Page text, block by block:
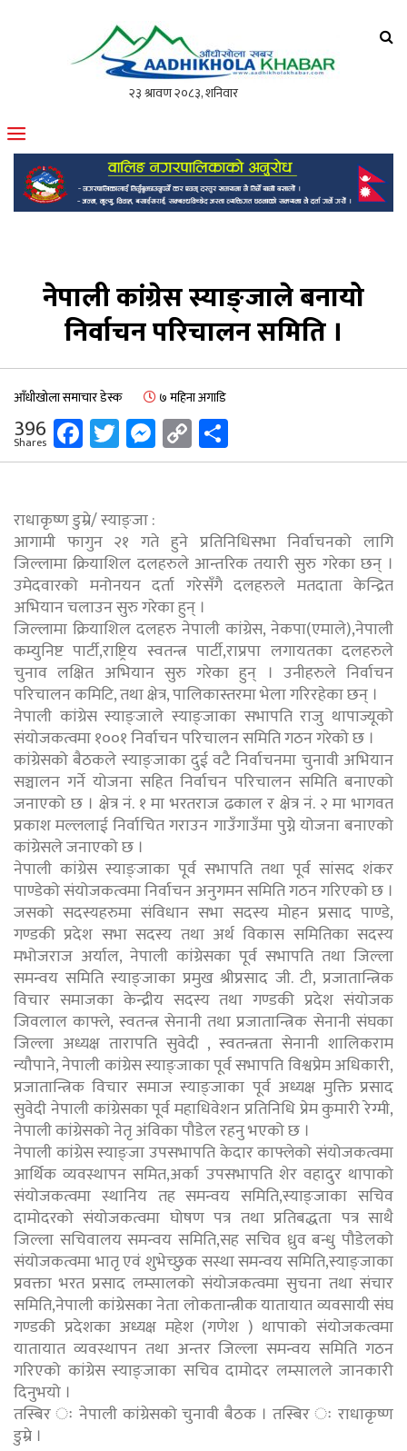
मोफसलकै लोकप्रिय अनलाइन पत्रिका
नेपाली कांग्रेस स्याङ्जाले बनायो
निर्वाचन परिचालन समिति ।
आँधीखोला समाचार डेस्क ७ महिना अगाडि
396
Shares Facebook
Twitter
Messenger
Copy
Link
राधाकृष्ण डुम्रे/ स्याङ्जा :
आगामी फागुन २१ गते हुने प्रतिनिधिसभा निर्वाचनको लागि
जिल्लामा क्रियाशिल दलहरुले आन्तरिक तयारी सुरु गरेका छन् ।
उमेदवारको मनोनयन दर्ता गरेसँगै दलहरुले मतदाता केन्द्रित
अभियान चलाउन सुरु गरेका हुन् ।
जिल्लामा क्रियाशिल दलहरु नेपाली कांग्रेस, नेकपा(एमाले),नेपाली
कम्युनिष्ट पार्टी,राष्ट्रिय स्वतन्त्र पार्टी,राप्रपा लगायतका दलहरुले
चुनाव लक्षित अभियान सुरु गरेका हुन् । उनीहरुले निर्वाचन
परिचालन कमिटि, तथा क्षेत्र, पालिकास्तरमा भेला गरिरहेका छन् ।
नेपाली कांग्रेस स्याङ्जाले स्याङ्जाका सभापति राजु थापाज्यूको
संयोजकत्वमा १००१ निर्वाचन परिचालन समिति गठन गरेको छ ।
कांग्रेसको बैठकले स्याङ्जाका दुई वटै निर्वाचनमा चुनावी अभियान
सञ्चालन गर्ने योजना सहित निर्वाचन परिचालन समिति बनाएको
जनाएको छ । क्षेत्र नं. १ मा भरतराज ढकाल र क्षेत्र नं. २ मा भागवत
प्रकाश मल्ललाई निर्वाचित गराउन गाउँगाउँमा पुग्ने योजना बनाएको
कांग्रेसले जनाएको छ ।
नेपाली कांग्रेस स्याङ्जाका पूर्व सभापति तथा पूर्व सांसद शंकर
पाण्डेको संयोजकत्वमा निर्वाचन अनुगमन समिति गठन गरिएको छ ।
जसको सदस्यहरुमा संविधान सभा सदस्य मोहन प्रसाद पाण्डे,
गण्डकी प्रदेश सभा सदस्य तथा अर्थ विकास समितिका सदस्य
मभोजराज अर्याल, नेपाली कांग्रेसका पूर्व सभापति तथा जिल्ला
समन्वय समिति स्याङ्जाका प्रमुख श्रीप्रसाद जी. टी, प्रजातान्त्रिक
विचार समाजका केन्द्रीय सदस्य तथा गण्डकी प्रदेश संयोजक
जिवलाल काफ्ले, स्वतन्त्र सेनानी तथा प्रजातान्त्रिक सेनानी संघका
जिल्ला अध्यक्ष तारापति सुवेदी , स्वतन्त्रता सेनानी शालिकराम
न्यौपाने, नेपाली कांग्रेस स्याङ्जाका पूर्व सभापति विश्वप्रेम अधिकारी,
प्रजातान्त्रिक विचार समाज स्याङ्जाका पूर्व अध्यक्ष मुक्ति प्रसाद
सुवेदी नेपाली कांग्रेसका पूर्व महाधिवेशन प्रतिनिधि प्रेम कुमारी रेग्मी,
नेपाली कांग्रेसको नेतृ अंविका पौडेल रहनु भएको छ ।
नेपाली कांग्रेस स्याङ्जा उपसभापति केदार काफ्लेको संयोजकत्वमा
आर्थिक व्यवस्थापन समित,अर्का उपसभापति शेर वहादुर थापाको
संयोजकत्वमा स्थानिय तह समन्वय समिति,स्याङ्जाका सचिव
दामोदरको संयोजकत्वमा घोषण पत्र तथा प्रतिबद्धता पत्र साथै
जिल्ला सचिवालय समन्वय समिति,सह सचिव ध्रुव बन्धु पौडेलको
संयोजकत्वमा भातृ एवं शुभेच्छुक सस्था समन्वय समिति,स्याङ्जाका
प्रवक्ता भरत प्रसाद लम्सालको संयोजकत्वमा सुचना तथा संचार
समिति,नेपाली कांग्रेसका नेता लोकतान्त्रीक यातायात व्यवसायी संघ
गण्डकी प्रदेशका अध्यक्ष महेश (गणेश ) थापाको संयोजकत्वमा
यातायात व्यवस्थापन तथा अन्तर जिल्ला समन्वय समिति गठन
गरिएको कांग्रेस स्याङ्जाका सचिव दामोदर लम्सालले जानकारी
दिनुभयो ।
तस्बिर ः नेपाली कांग्रेसको चुनावी बैठक । तस्बिर ः राधाकृष्ण
डुम्रे ।